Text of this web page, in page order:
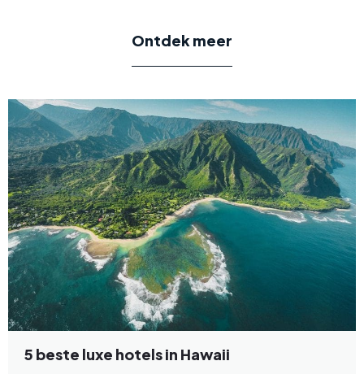
Ontdek meer
5 beste luxe hotels in Hawaii